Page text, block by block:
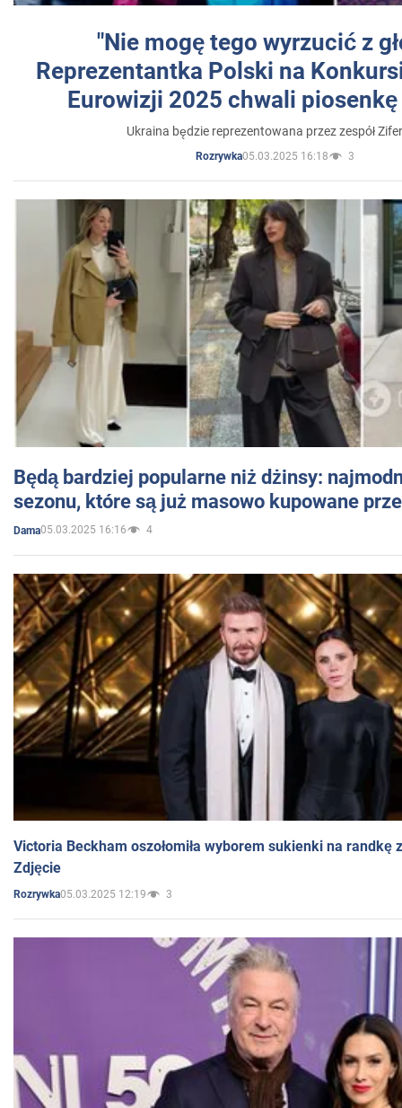
"Nie mogę tego wyrzucić z
Reprezentantka Polski na
Eurowizji 2025 chwali
Ukraina będzie reprezentowana przez zespół
Rozrywka05.03.2025 16:18 3
Będą bardziej popularne niż dżinsy:
sezonu, które są już masowo kupowane
Dama05.03.2025 16:16 4
Victoria Beckham oszołomiła wyborem sukienki na randkę
Zdjęcie
Rozrywka05.03.2025 12:19 3